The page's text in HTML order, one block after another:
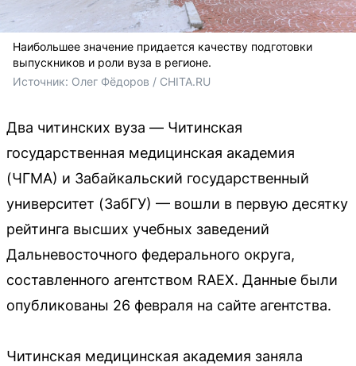
Наибольшее значение придается качеству подготовки
выпускников и роли вуза в регионе.
Источник: Олег Фёдоров / CHITA.RU
Два читинских вуза — Читинская
государственная медицинская академия
(ЧГМА) и Забайкальский государственный
университет (ЗабГУ) — вошли в первую десятку
рейтинга высших учебных заведений
Дальневосточного федерального округа,
составленного агентством RAEX. Данные были
опубликованы 26 февраля на сайте агентства.
Читинская медицинская академия заняла